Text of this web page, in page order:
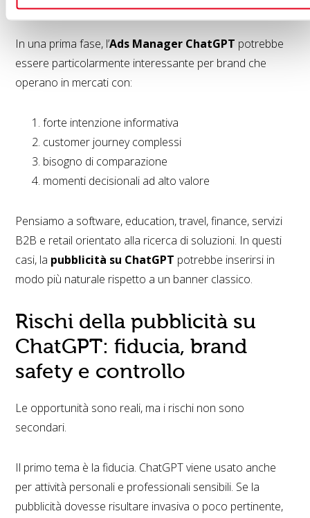
beneficiare di più
In una prima fase, l’Ads Manager ChatGPT potrebbe
essere particolarmente interessante per brand che
operano in mercati con:
forte intenzione informativa
customer journey complessi
bisogno di comparazione
momenti decisionali ad alto valore
Pensiamo a software, education, travel, finance, servizi
B2B e retail orientato alla ricerca di soluzioni. In questi
casi, la pubblicità su ChatGPT potrebbe inserirsi in
modo più naturale rispetto a un banner classico.
Rischi della pubblicità su
ChatGPT: fiducia, brand
safety e controllo
Le opportunità sono reali, ma i rischi non sono
secondari.
Il primo tema è la fiducia. ChatGPT viene usato anche
per attività personali e professionali sensibili. Se la
pubblicità dovesse risultare invasiva o poco pertinente,